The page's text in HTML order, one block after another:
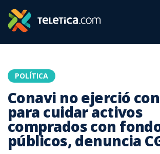
POLÍTICA
Conavi no ejerció
para cuidar activos
comprados con
públicos, denuncia